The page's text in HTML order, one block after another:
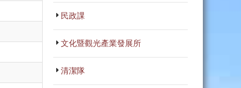
民政課
文化暨觀光產業發展所
清潔隊